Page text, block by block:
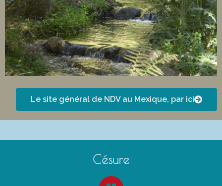
Le site général de NDV au Mexique, par ici
Césure